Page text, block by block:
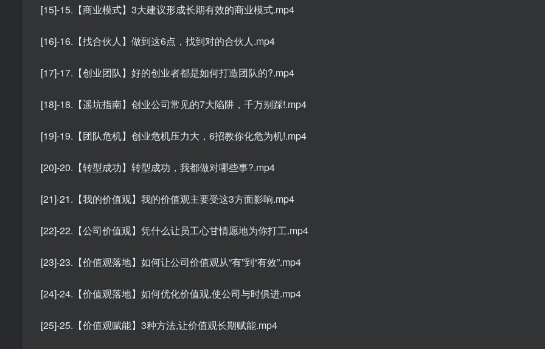
[15]-15.【商业模式】3大建议形成长期有效的商业模式.mp4
[16]-16.【找合伙人】做到这6点，找到对的合伙人.mp4
[17]-17.【创业团队】好的创业者都是如何打造团队的?.mp4
[18]-18.【遥坑指南】创业公司常见的7大陷阱，千万别踩!.mp4
[19]-19.【团队危机】创业危机压力大，6招教你化危为机!.mp4
[20]-20.【转型成功】转型成功，我都做对哪些事?.mp4
[21]-21.【我的价值观】我的价值观主要受这3方面影响.mp4
[22]-22.【公司价值观】凭什么让员工心甘情愿地为你打工.mp4
[23]-23.【价值观落地】如何让公司价值观从“有”到“有效”.mp4
[24]-24.【价值观落地】如何优化价值观,使公司与时俱进.mp4
[25]-25.【价值观赋能】3种方法,让价值观长期赋能.mp4